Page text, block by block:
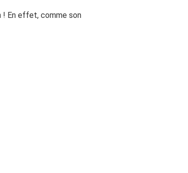
! En effet, comme son